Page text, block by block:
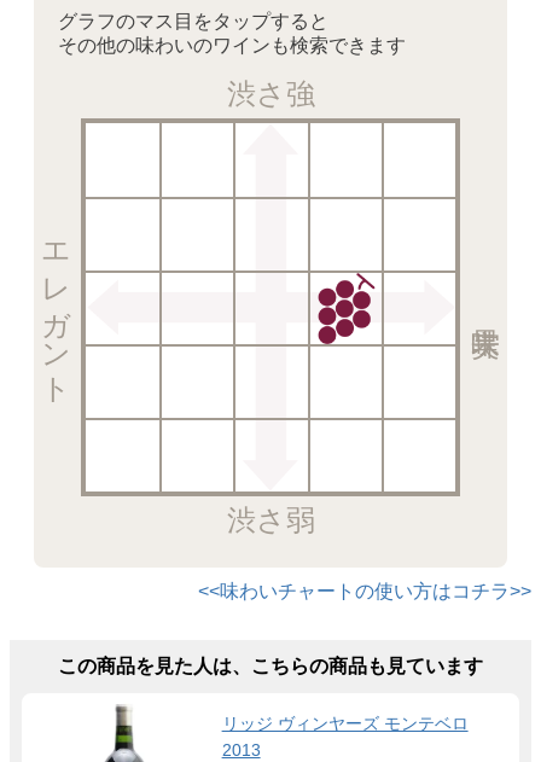
グラフのマス目をタップすると
その他の味わいのワインも検索できます
渋さ強
渋さ弱
エレガント
<<味わいチャートの使い方はコチラ>>
この商品を見た人は、こちらの商品も見ています
リッジ ヴィンヤーズ モンテベロ
2013